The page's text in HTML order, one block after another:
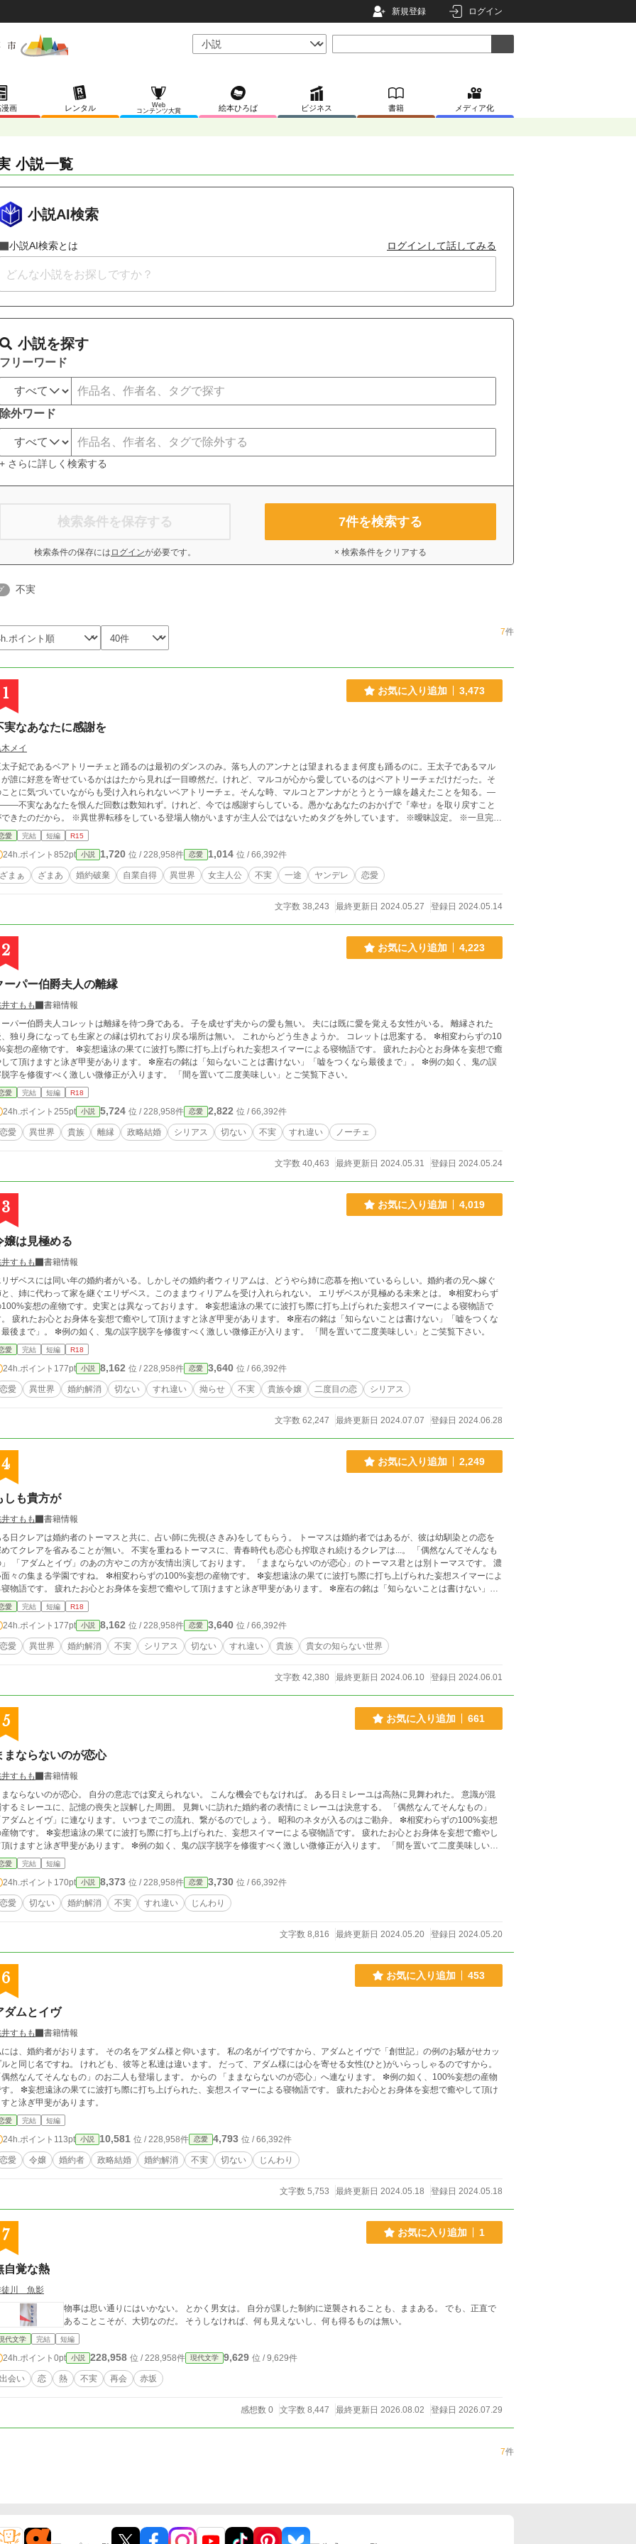
新規登録 ログイン
画 レンタル
Web
コンテンツ大賞
絵本ひろば ビジネス 書籍 メディア化
小説一覧
小説AI検索
小説AI検索とは ログインして話してみる
小説を探す
フリーワード
除外ワード
+ さらに詳しく検索する
検索条件を保存する
検索条件の保存には ログインが必要です。
7件を検索する
× 検索条件をクリアする
不実
7件
1 お気に入り追加 3,473
実なあなたに感謝を
メイ
子妃であるベアトリーチェと踊るのは最初のダンスのみ。落ち人のアンナとは望まれるまま何度も踊るのに。王太子であるマル
誰に好意を寄せているかははたから見れば一目瞭然だ。けれど、マルコが心から愛しているのはベアトリーチェだけだった。そ
とに気づいていながらも受け入れられないベアトリーチェ。そんな時、マルコとアンナがとうとう一線を越えたことを知る。―
不実なあなたを恨んだ回数は数知れず。けれど、今では感謝すらしている。愚かなあなたのおかげで『幸せ』を取り戻すこと
ら。 ※異世界転移をしている登場人物がいますが主人公ではないためタグを外しています。 ※曖昧設定。 ※一旦完
※性描写は匂わせ程度。 ※小説家になろう様、カクヨム様にも掲載予定。
愛 完結 短編 R15
24h.ポイント 852pt 小説 1,720 位 / 228,958件 恋愛 1,014 位 / 66,392件
ざまぁ ざまあ 婚約破棄 自業自得 異世界 女主人公 不実 一途 ヤンデレ 恋愛
文字数 38,243 最終更新日 2024.05.27 登録日 2024.05.14
2 お気に入り追加 4,223
ーパー伯爵夫人の離縁
すもも
書籍情報
パー伯爵夫人コレットは離縁を待つ身である。 子を成せず夫からの愛も無い。 夫には既に愛を覚える女性がいる。 離縁された
り身になっても生家との縁は切れており戻る場所は無い。 これからどう生きようか。 コレットは思案する。 ❇相変わらずの10
妄想の産物です。 ❇妄想遠泳の果てに波打ち際に打ち上げられた妄想スイマーによる寝物語です。 疲れたお心とお身体を妄想で癒
て頂けますと泳ぎ甲斐があります。 ❇座右の銘は「知らないことは書けない」「嘘をつくなら最後まで」。 ❇例の如く、鬼の誤
字を修復すべく激しい微修正が入ります。 「間を置いて二度美味しい」とご笑覧下さい。
愛 完結 短編 R18
24h.ポイント 255pt 小説 5,724 位 / 228,958件 恋愛 2,822 位 / 66,392件
恋愛 異世界 貴族 離縁 政略結婚 シリアス 切ない 不実 すれ違い ノーチェ
文字数 40,463 最終更新日 2024.05.31 登録日 2024.05.24
3 お気に入り追加 4,019
嬢は見極める
すもも
書籍情報
ザベスには同い年の婚約者がいる。しかしその婚約者ウィリアムは、どうやら姉に恋慕を抱いているらしい。婚約者の兄へ嫁ぐ
、姉に代わって家を継ぐエリザベス。このままウィリアムを受け入れられない。 エリザベスが見極める未来とは。 ❇相変わらず
妄想の産物です。史実とは異なっております。 ❇妄想遠泳の果てに波打ち際に打ち上げられた妄想スイマーによる寝物語で
疲れたお心とお身体を妄想で癒やして頂けますと泳ぎ甲斐があります。 ❇座右の銘は「知らないことは書けない」「嘘をつくな
後まで」。 ❇例の如く、鬼の誤字脱字を修復すべく激しい微修正が入ります。 「間を置いて二度美味しい」とご笑覧下さい。
愛 完結 短編 R18
24h.ポイント 177pt 小説 8,162 位 / 228,958件 恋愛 3,640 位 / 66,392件
恋愛 異世界 婚約解消 切ない すれ違い 拗らせ 不実 貴族令嬢 二度目の恋 シリアス
文字数 62,247 最終更新日 2024.07.07 登録日 2024.06.28
4 お気に入り追加 2,249
しも貴方が
すもも
書籍情報
日クレアは婚約者のトーマスと共に、占い師に先視(さきみ)をしてもらう。 トーマスは婚約者ではあるが、彼は幼馴染との恋を
てクレアを省みることが無い。 不実を重ねるトーマスに、青春時代も恋心も搾取され続けるクレアは...。 「偶然なんてそんなも
「アダムとイヴ」のあの方やこの方が友情出演しております。 「ままならないのが恋心」のトーマス君とは別トーマスです。 濃
まる学園ですね。 ❇相変わらずの100%妄想の産物です。 ❇妄想遠泳の果てに波打ち際に打ち上げられた妄想スイマーによ
物語です。 疲れたお心とお身体を妄想で癒やして頂けますと泳ぎ甲斐があります。 ❇座右の銘は「知らないことは書けない」
をつくなら最後まで」。 ❇例の如く、鬼の誤字脱字を修復すべく激しい微修正が入ります。 「間を置いて二度美味しい」とご笑
さい。
愛 完結 短編 R18
24h.ポイント 177pt 小説 8,162 位 / 228,958件 恋愛 3,640 位 / 66,392件
恋愛 異世界 婚約解消 不実 シリアス 切ない すれ違い 貴族 貴女の知らない世界
文字数 42,380 最終更新日 2024.06.10 登録日 2024.06.01
5 お気に入り追加 661
まならないのが恋心
すもも
書籍情報
ならないのが恋心。 自分の意志では変えられない。 こんな機会でもなければ。 ある日ミレーユは高熱に見舞われた。 意識が混
るミレーユに、記憶の喪失と誤解した周囲。 見舞いに訪れた婚約者の表情にミレーユは決意する。 「偶然なんてそんなもの」
ダムとイヴ」に連なります。 いつまでこの流れ、繋がるのでしょう。 昭和のネタが入るのはご勘弁。 ❇相変わらずの100%妄想
物です。 ❇妄想遠泳の果てに波打ち際に打ち上げられた、妄想スイマーによる寝物語です。 疲れたお心とお身体を妄想で癒やし
けますと泳ぎ甲斐があります。 ❇例の如く、鬼の誤字脱字を修復すべく激しい微修正が入ります。 「間を置いて二度美味しい」
笑覧下さい。
愛 完結 短編
24h.ポイント 170pt 小説 8,373 位 / 228,958件 恋愛 3,730 位 / 66,392件
恋愛 切ない 婚約解消 不実 すれ違い じんわり
文字数 8,816 最終更新日 2024.05.20 登録日 2024.05.20
6 お気に入り追加 453
ダムとイヴ
すもも
書籍情報
、婚約者がおります。 その名をアダム様と仰います。 私の名がイヴですから、アダムとイヴで「創世記」の例のお騒がせカッ
すね。 けれども、彼等と私達は違います。 だって、アダム様には心を寄せる女性(ひと)がいらっしゃるのですから。
然なんてそんなもの」のお二人も登場します。 からの 「ままならないのが恋心」へ連なります。 ❇例の如く、100%妄想の産物
。 ❇妄想遠泳の果てに波打ち際に打ち上げられた、妄想スイマーによる寝物語です。 疲れたお心とお身体を妄想で癒やして頂け
と泳ぎ甲斐があります。
愛 完結 短編
24h.ポイント 113pt 小説 10,581 位 / 228,958件 恋愛 4,793 位 / 66,392件
恋愛 令嬢 婚約者 政略結婚 婚約解消 不実 切ない じんわり
文字数 5,753 最終更新日 2024.05.18 登録日 2024.05.18
7 お気に入り追加 1
自覚な熱
徒川 魚影
物事は思い通りにはいかない。 とかく男女は。 自分が課した制約に逆襲されることも、ままある。 でも、正直で
あることこそが、大切なのだ。 そうしなければ、何も見えないし、何も得るものは無い。
代文学 完結 短編
24h.ポイント 0pt 小説 228,958 位 / 228,958件 現代文学 9,629 位 / 9,629件
出会い 恋 熱 不実 再会 赤坂
感想数 0 文字数 8,447 最終更新日 2026.08.02 登録日 2026.07.29
7件